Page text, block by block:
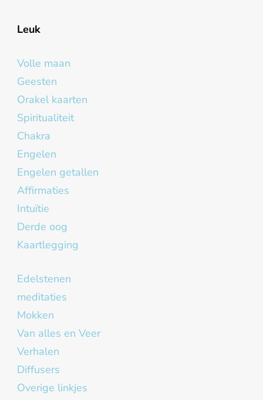
Leuk
Volle maan
Geesten
Orakel kaarten
Spiritualiteit
Chakra
Engelen
Engelen getallen
Affirmaties
Intuïtie
Derde oog
Kaartlegging
Edelstenen
meditaties
Mokken
Van alles en Veer
Verhalen
Diffusers
Overige linkjes